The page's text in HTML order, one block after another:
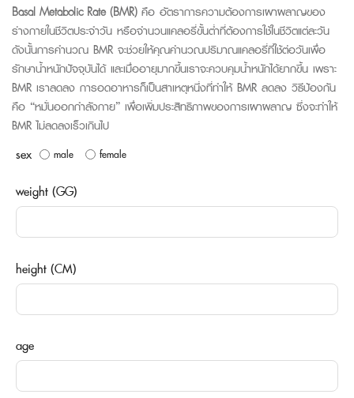
Basal Metabolic Rate (BMR) คือ อัตราการความต้องการเผาผลาญของ
ร่างกายในชีวิตประจำวัน หรือจำนวนแคลอรี่ขั้นต่ำที่ต้องการใช้ในชีวิตแต่ละวัน
ดังนั้นการคำนวณ BMR จะช่วยให้คุณคำนวณปริมาณแคลอรี่ที่ใช้ต่อวันเพื่อ
รักษาน้ำหนักปัจจุบันได้ และเมื่ออายุมากขึ้นเราจะควบคุมน้ำหนักได้ยากขึ้น เพราะ
BMR เราลดลง การอดอาหารก็เป็นสาเหตุหนึ่งที่ทำให้ BMR ลดลง วิธีป้องกัน
คือ “หมั่นออกกำลังกาย” เพื่อเพิ่มประสิทธิภาพของการเผาผลาญ ซึ่งจะทำให้
BMR ไม่ลดลงเร็วเกินไป
sex male female
weight (GG)
height (CM)
age